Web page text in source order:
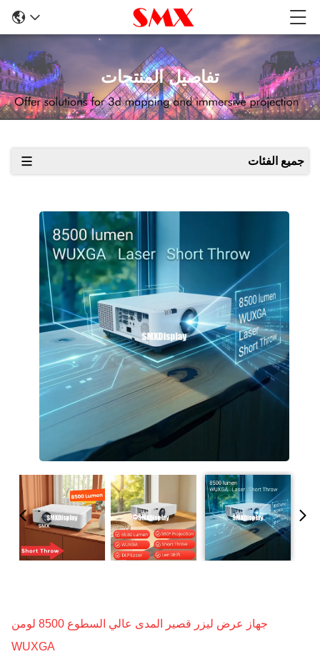
تفاصيل المنتجات
جميع الفئات
جهاز عرض ليزر قصير المدى عالي السطوع 8500 لومن
WUXGA